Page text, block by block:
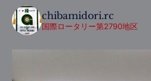
chibamidori.rc
国際ロータリー第2790地区